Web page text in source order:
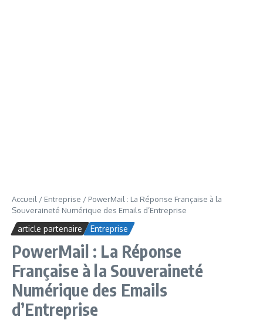
Accueil / Entreprise / PowerMail : La Réponse Française à la
Souveraineté Numérique des Emails d’Entreprise
article partenaire Entreprise
PowerMail : La Réponse
Française à la Souveraineté
Numérique des Emails
d’Entreprise